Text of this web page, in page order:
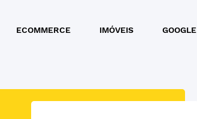
ECOMMERCE IMÓVEIS GOOGLE